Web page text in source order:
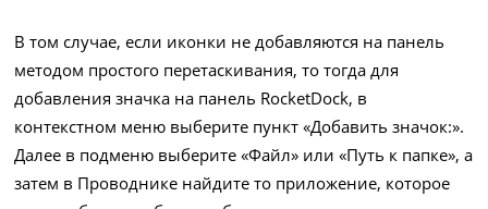
В том случае, если иконки не добавляются на панель
методом простого перетаскивания, то тогда для
добавления значка на панель RocketDock, в
контекстном меню выберите пункт «Добавить значок:».
Далее в подменю выберите «Файл» или «Путь к папке», а
затем в Проводнике найдите то приложение, которое